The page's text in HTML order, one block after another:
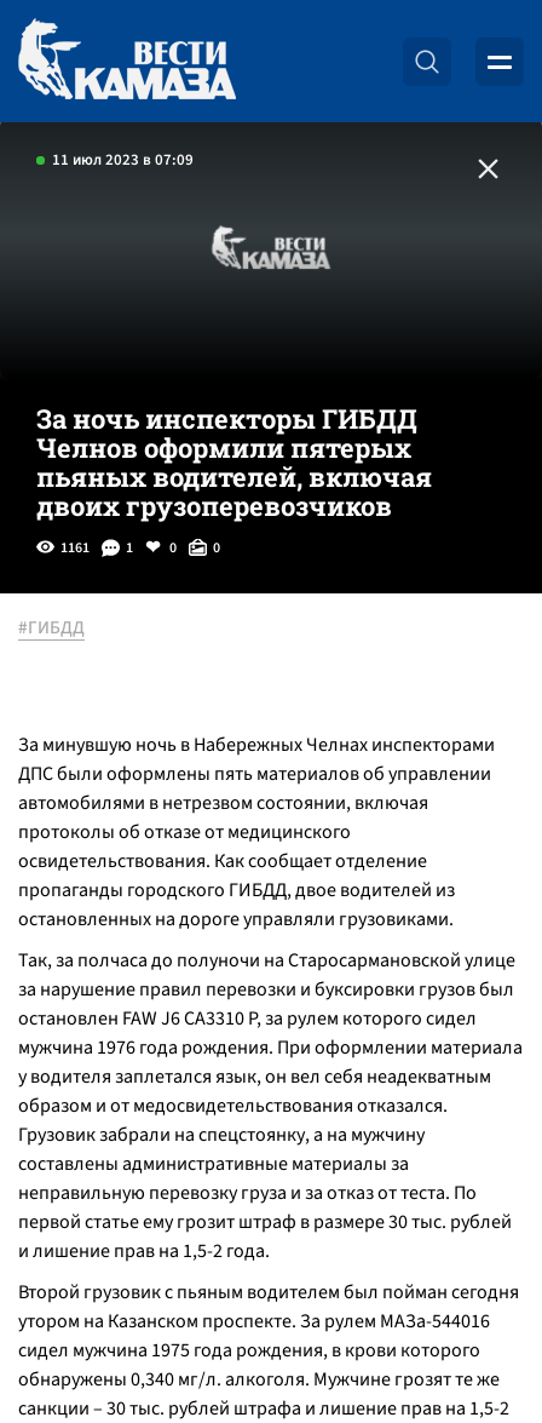
11 июл 2023 в 07:09
За ночь инспекторы ГИБДД
Челнов оформили пятерых
пьяных водителей, включая
двоих грузоперевозчиков
1161 1 0 0
#ГИБДД
За минувшую ночь в Набережных Челнах инспекторами
ДПС были оформлены пять материалов об управлении
автомобилями в нетрезвом состоянии, включая
протоколы об отказе от медицинского
освидетельствования. Как сообщает отделение
пропаганды городского ГИБДД, двое водителей из
остановленных на дороге управляли грузовиками.
Так, за полчаса до полуночи на Старосармановской улице
за нарушение правил перевозки и буксировки грузов был
остановлен FAW J6 CA3310 P, за рулем которого сидел
мужчина 1976 года рождения. При оформлении материала
у водителя заплетался язык, он вел себя неадекватным
образом и от медосвидетельствования отказался.
Грузовик забрали на спецстоянку, а на мужчину
составлены административные материалы за
неправильную перевозку груза и за отказ от теста. По
первой статье ему грозит штраф в размере 30 тыс. рублей
и лишение прав на 1,5-2 года.
Второй грузовик с пьяным водителем был пойман сегодня
утором на Казанском проспекте. За рулем МАЗа-544016
сидел мужчина 1975 года рождения, в крови которого
обнаружены 0,340 мг/л. алкоголя. Мужчине грозят те же
санкции – 30 тыс. рублей штрафа и лишение прав на 1,5-2